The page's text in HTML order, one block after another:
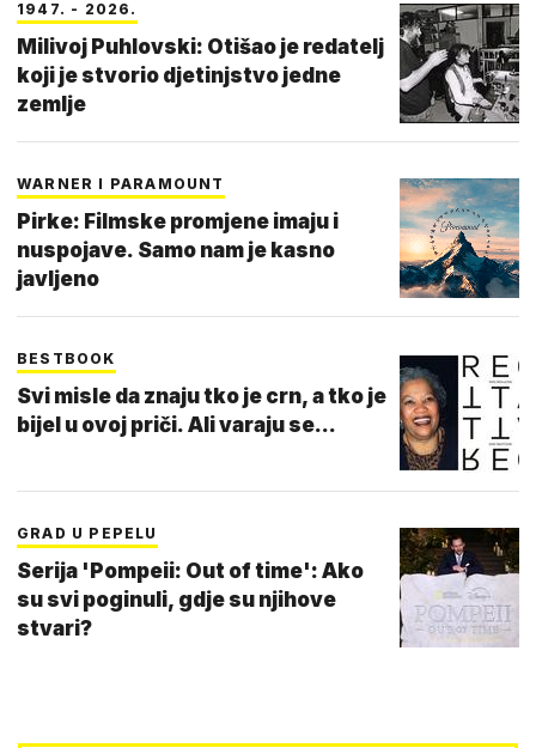
1947. - 2026.
Milivoj Puhlovski: Otišao je redatelj
koji je stvorio djetinjstvo jedne
zemlje
WARNER I PARAMOUNT
Pirke: Filmske promjene imaju i
nuspojave. Samo nam je kasno
javljeno
BESTBOOK
Svi misle da znaju tko je crn, a tko je
bijel u ovoj priči. Ali varaju se...
GRAD U PEPELU
Serija 'Pompeii: Out of time': Ako
su svi poginuli, gdje su njihove
stvari?